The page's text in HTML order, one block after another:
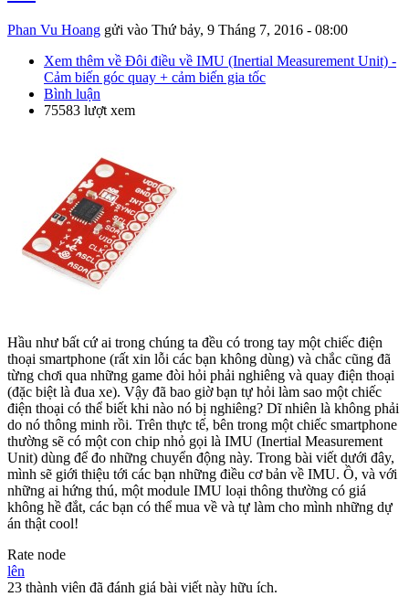
Phan Vu Hoang gửi vào Thứ bảy, 9 Tháng 7, 2016 - 08:00
Xem thêm về Đôi điều về IMU (Inertial Measurement Unit) -
Cảm biến góc quay + cảm biến gia tốc
Bình luận
75583 lượt xem
Hầu như bất cứ ai trong chúng ta đều có trong tay một chiếc điện
thoại smartphone (rất xin lỗi các bạn không dùng) và chắc cũng đã
từng chơi qua những game đòi hỏi phải nghiêng và quay điện thoại
(đặc biệt là đua xe). Vậy đã bao giờ bạn tự hỏi làm sao một chiếc
điện thoại có thể biết khi nào nó bị nghiêng? Dĩ nhiên là không phải
do nó thông minh rồi. Trên thực tế, bên trong một chiếc smartphone
thường sẽ có một con chip nhỏ gọi là IMU (Inertial Measurement
Unit) dùng để đo những chuyển động này. Trong bài viết dưới đây,
mình sẽ giới thiệu tới các bạn những điều cơ bản về IMU. Ồ, và với
những ai hứng thú, một module IMU loại thông thường có giá
không hề đắt, các bạn có thể mua về và tự làm cho mình những dự
án thật cool!
Rate node
lên
23 thành viên đã đánh giá bài viết này hữu ích.